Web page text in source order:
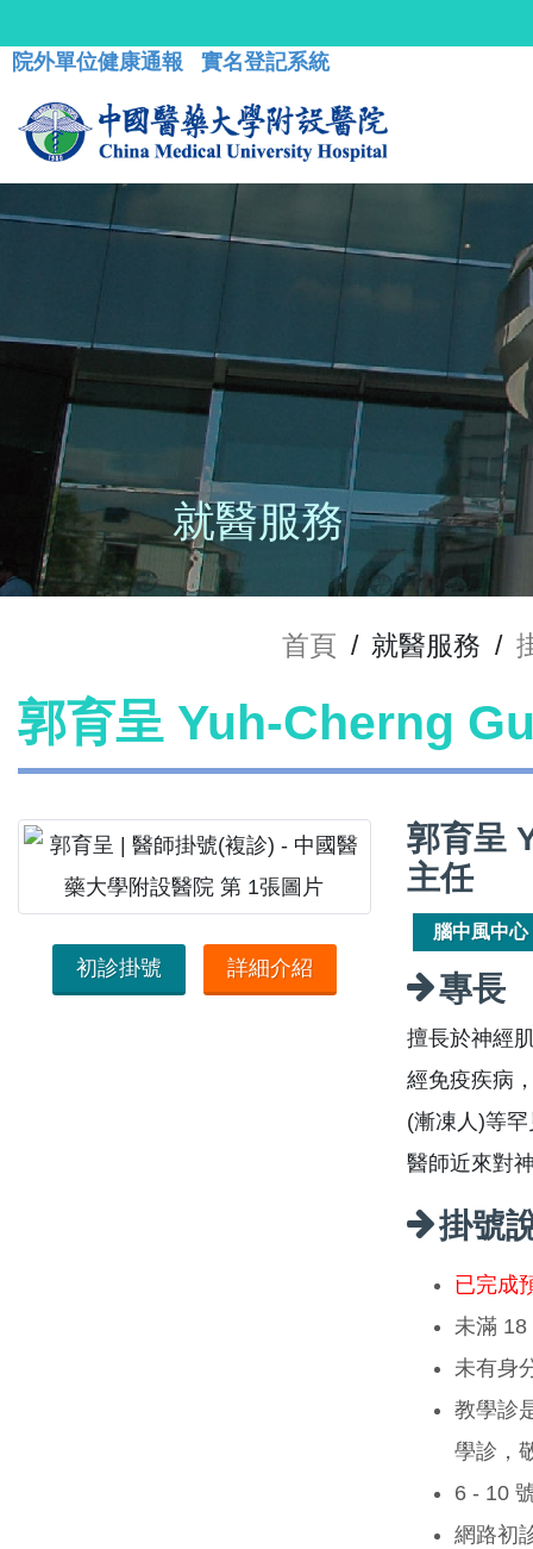
院外單位健康通報 實名登記系統
就醫服務
首頁 / 就醫服務 /
郭育呈 Yuh-Cherng
初診掛號 詳細介紹
郭育呈
主任
腦中風中心
專長
擅長於神經
經免疫疾病
(漸凍人)等
醫師近來對
掛號
已完成
未滿 18
未有身
教學診
學診，
6 - 10
網路初